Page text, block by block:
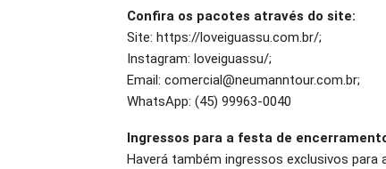
Confira os pacotes através do site:
Site: https://loveiguassu.com.br/;
Instagram: loveiguassu/;
Email: comercial@neumanntour.com.br;
WhatsApp: (45) 99963-0040
Ingressos para a festa de
Haverá também ingressos exclusivos